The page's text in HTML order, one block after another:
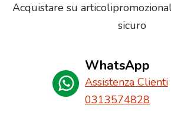
Acquistare su
sicuro
WhatsApp
Assistenza Clienti
0313574828